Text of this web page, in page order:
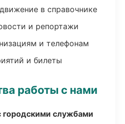
в справочнике
и репортажи
и телефонам
и билеты
работы с нами
городскими службами